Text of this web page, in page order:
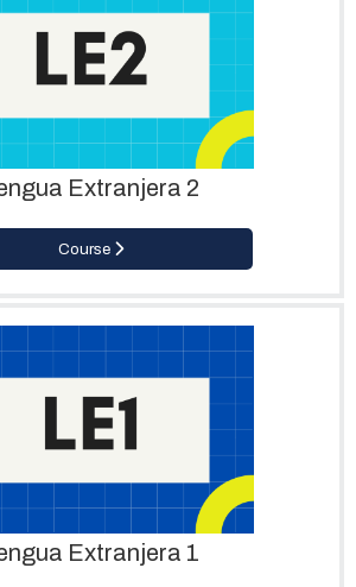
Extranjera 2
Course
Extranjera 1